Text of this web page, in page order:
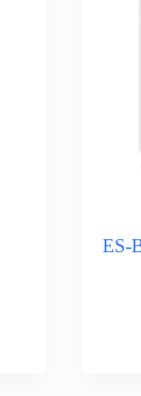
ES-